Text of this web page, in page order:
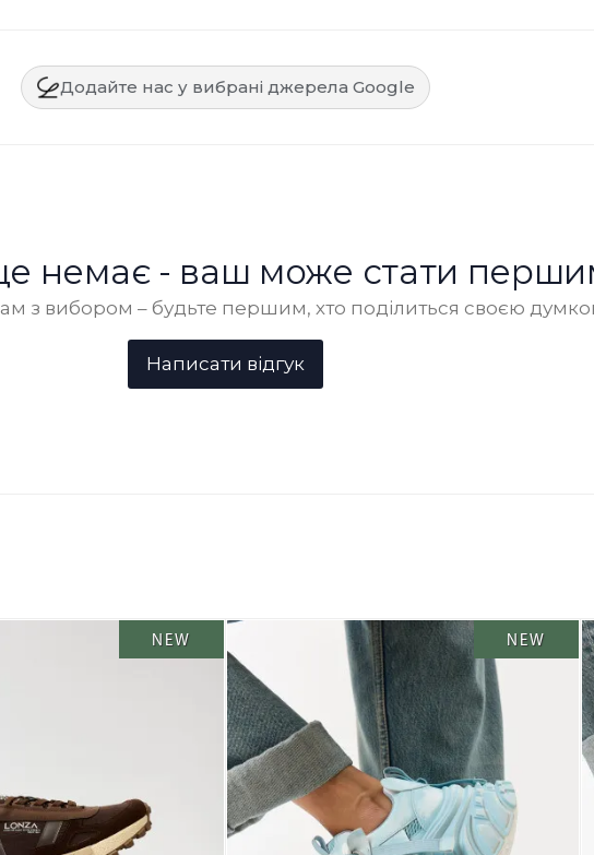
Додайте нас у вибрані джерела Google
ще немає - ваш може стати
з вибором – будьте першим, хто поділиться своєю
NEW NEW